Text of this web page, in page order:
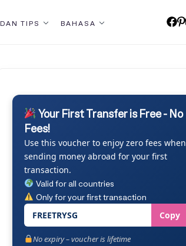
TIPS BAHASA
Your First Transfer is Free - No
Fees!
Use this voucher to enjoy zero fees when
sending money abroad for your first
transaction.
Valid for all countries
Only for your first transaction
FREETRYSG Copy
No expiry – voucher is lifetime